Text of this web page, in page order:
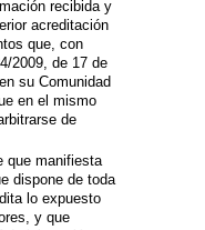
recibida y
acreditación
que, con
2009, de 17 de
su Comunidad
en el mismo
de
que manifiesta
dispone de toda
lo expuesto
y que